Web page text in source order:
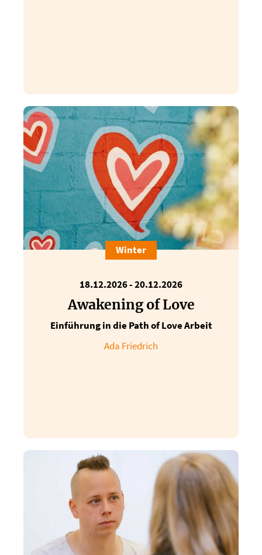
gelten die von ihm unterschriebenen
Stornobedingungen.
Einverständniserklärung
Durch den Klick auf der Website erkläre ich, die
vorstehenden Teilnahmebedingungen einzeln
und sorgfältig gelesen zu haben und damit
einverstanden zu sein. Meine Angaben
entsprechen der Wahrheit.
Winter
18.12.2026 - 20.12.2026
Awakening of Love
Einführung in die Path of Love Arbeit
Ada Friedrich